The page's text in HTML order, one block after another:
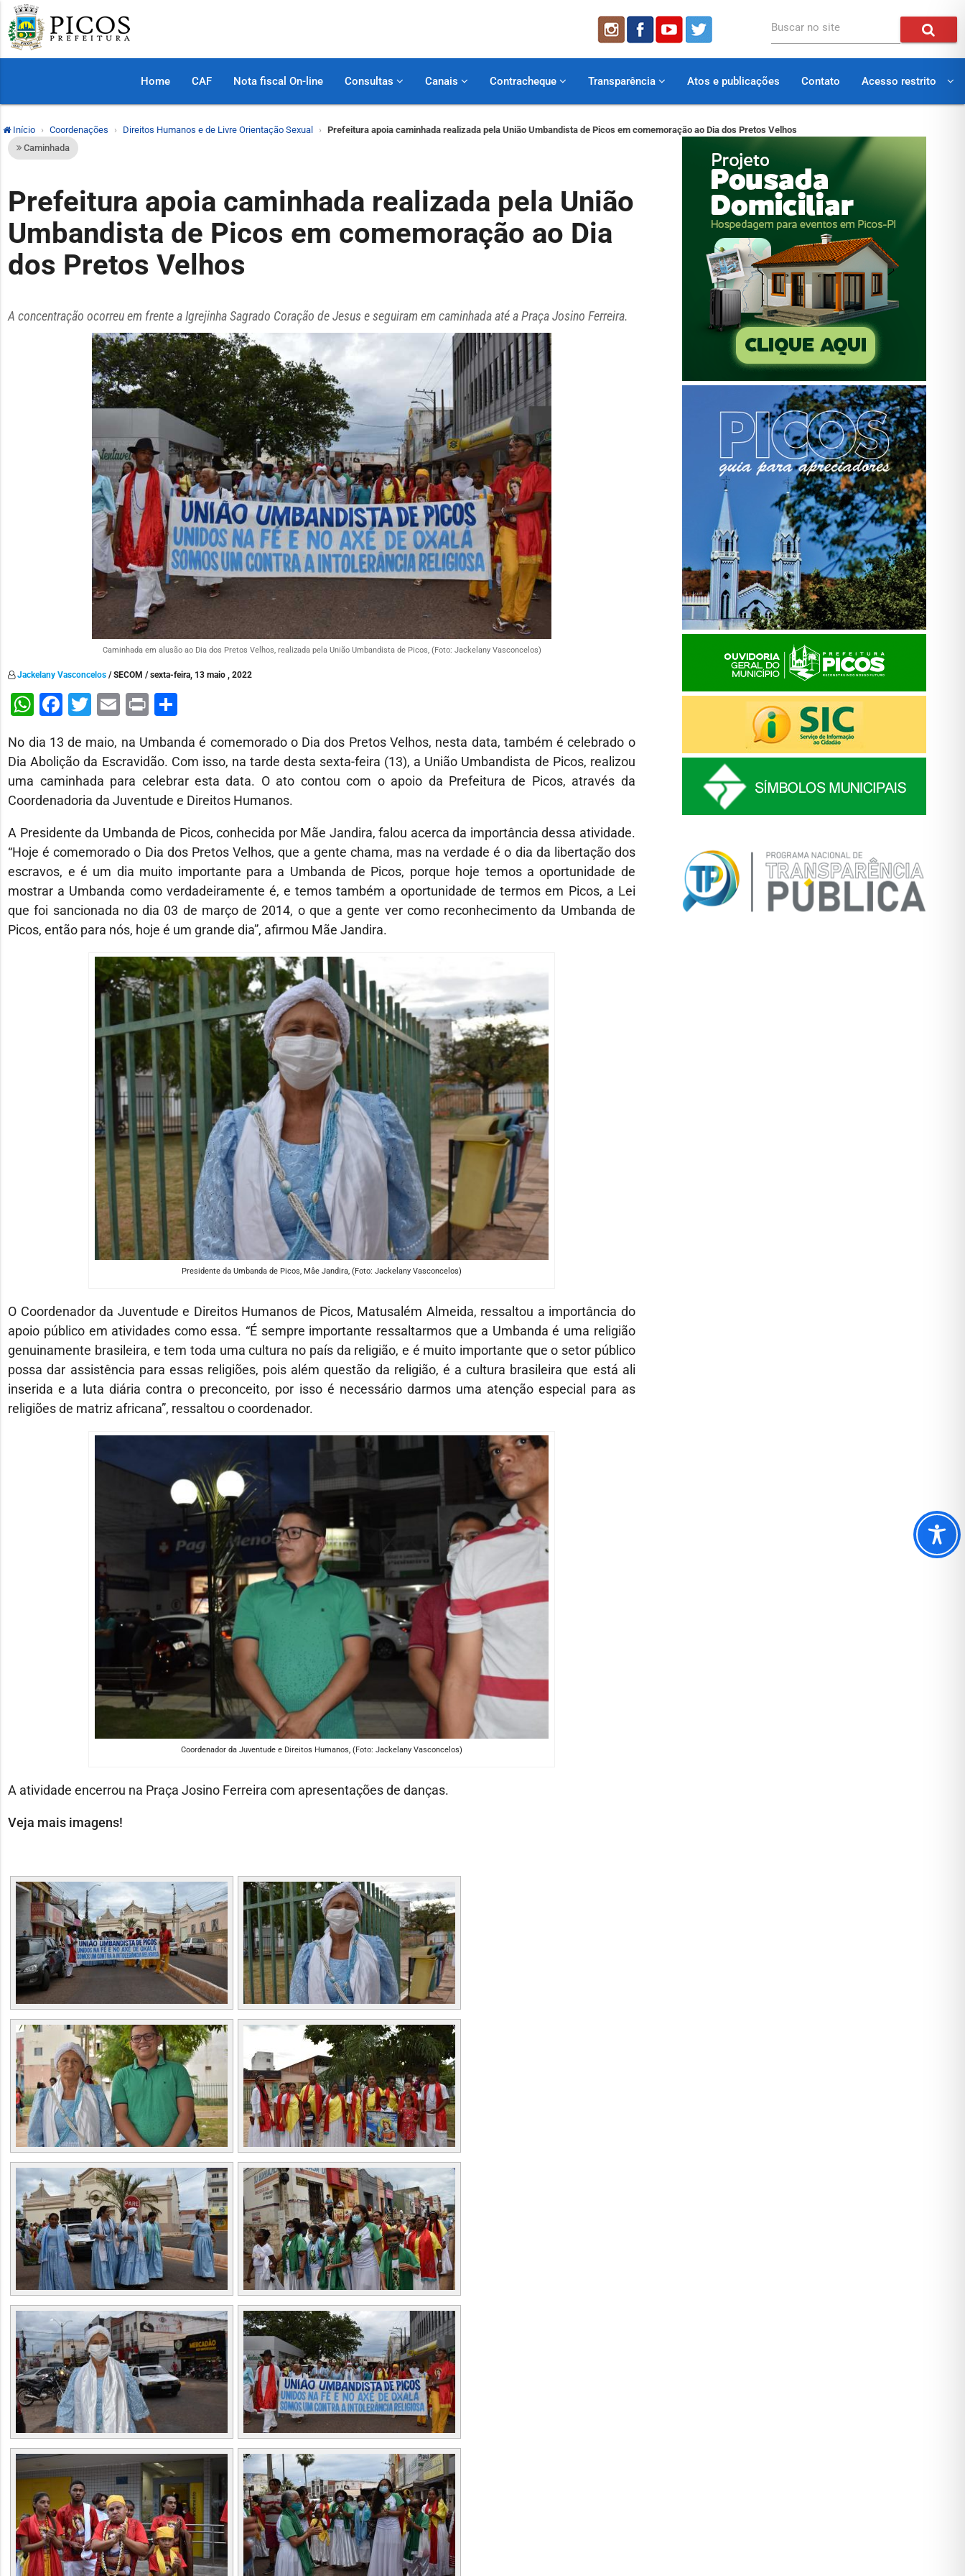
Buscar no site
Home CAF Nota fiscal On-line Consultas Canais Contracheque Transparência Atos e publicações Contato Acesso restrito
Início Coordenações Direitos Humanos e de Livre Orientação Sexual
Prefeitura apoia caminhada realizada pela União Umbandista de Picos em comemoração ao Dia dos Pretos Velhos
Caminhada
Prefeitura apoia caminhada realizada pela União
Umbandista de Picos em comemoração ao Dia
dos Pretos Velhos
A concentração ocorreu em frente a Igrejinha Sagrado Coração de Jesus e seguiram em caminhada até a Praça Josino Ferreira.
Caminhada em alusão ao Dia dos Pretos Velhos, realizada pela União Umbandista de Picos, (Foto: Jackelany Vasconcelos)
Jackelany Vasconcelos / SECOM / sexta-feira, 13 maio , 2022
WhatsApp
Facebook
Twitter
Email
Print
No dia 13 de maio, na Umbanda é comemorado o Dia dos Pretos Velhos, nesta data, também é celebrado o
Dia Abolição da Escravidão. Com isso, na tarde desta sexta-feira (13), a União Umbandista de Picos, realizou
uma caminhada para celebrar esta data. O ato contou com o apoio da Prefeitura de Picos, através da
Coordenadoria da Juventude e Direitos Humanos.
A Presidente da Umbanda de Picos, conhecida por Mãe Jandira, falou acerca da importância dessa atividade.
“Hoje é comemorado o Dia dos Pretos Velhos, que a gente chama, mas na verdade é o dia da libertação dos
escravos, e é um dia muito importante para a Umbanda de Picos, porque hoje temos a oportunidade de
mostrar a Umbanda como verdadeiramente é, e temos também a oportunidade de termos em Picos, a Lei
que foi sancionada no dia 03 de março de 2014, o que a gente ver como reconhecimento da Umbanda de
Picos, então para nós, hoje é um grande dia”, afirmou Mãe Jandira.
Presidente da Umbanda de Picos, Mâe Jandira, (Foto: Jackelany Vasconcelos)
O Coordenador da Juventude e Direitos Humanos de Picos, Matusalém Almeida, ressaltou a importância do
apoio público em atividades como essa. “É sempre importante ressaltarmos que a Umbanda é uma religião
genuinamente brasileira, e tem toda uma cultura no país da religião, e é muito importante que o setor público
possa dar assistência para essas religiões, pois além questão da religião, é a cultura brasileira que está ali
inserida e a luta diária contra o preconceito, por isso é necessário darmos uma atenção especial para as
religiões de matriz africana”, ressaltou o coordenador.
Coordenador da Juventude e Direitos Humanos, (Foto: Jackelany Vasconcelos)
A atividade encerrou na Praça Josino Ferreira com apresentações de danças.
Veja mais imagens!